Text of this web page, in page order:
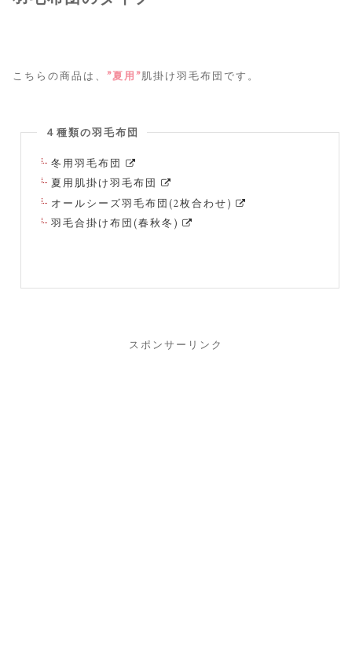
こちらの商品は、 ”夏用”肌掛け羽毛布団です。
４種類の羽毛布団
冬用羽毛布団
夏用肌掛け羽毛布団
オールシーズ羽毛布団(2枚合わせ)
羽毛合掛け布団(春秋冬)
スポンサーリンク